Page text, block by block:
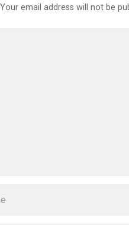
Your email address will not be